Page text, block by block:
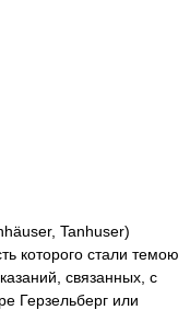
Tanhuser)
которого стали темою
связанных, с
Герзельберг или